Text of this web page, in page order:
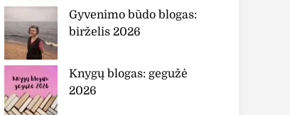
Gyvenimo būdo blogas:
birželis 2026
Knygų blogas: gegužė
2026